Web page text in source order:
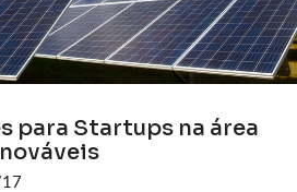
para Startups na área